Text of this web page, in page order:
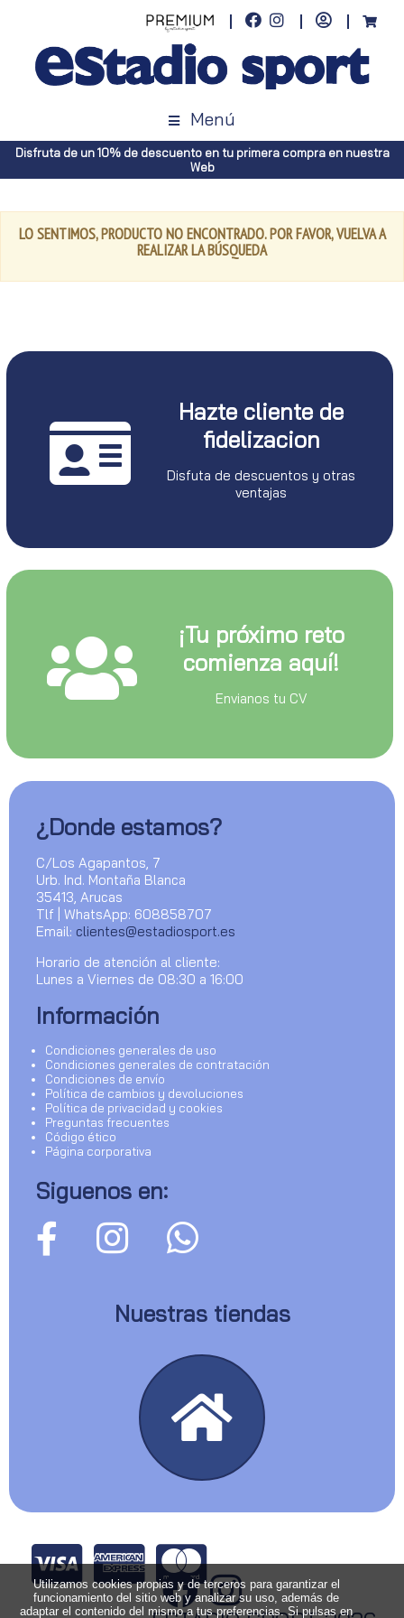
Menú
Disfruta de un 10% de descuento en tu primera compra en nuestra
Web
LO SENTIMOS, PRODUCTO NO ENCONTRADO. POR FAVOR, VUELVA A
REALIZAR LA BÚSQUEDA
Hazte cliente de
fidelizacion
Disfuta de descuentos y otras
ventajas
¡Tu próximo reto
comienza aquí!
Envianos tu CV
¿Donde estamos?
C/Los Agapantos, 7
Urb. Ind. Montaña Blanca
35413, Arucas
Tlf | WhatsApp: 608858707
Email: clientes@estadiosport.es
Horario de atención al cliente:
Lunes a Viernes de 08:30 a 16:00
Información
Condiciones generales de uso
Condiciones generales de contratación
Condiciones de envío
Política de cambios y devoluciones
Política de privacidad y cookies
Preguntas frecuentes
Código ético
Página corporativa
Siguenos en:
Nuestras tiendas
Utilizamos cookies propias y de terceros para garantizar el
funcionamiento del sitio web y analizar su uso, además de
adaptar el contenido del mismo a tus preferencias. Si pulsas en